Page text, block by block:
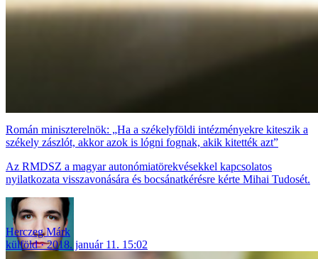
Román miniszterelnök: „Ha a székelyföldi intézményekre kiteszik a
székely zászlót, akkor azok is lógni fognak, akik kitették azt”
Az RMDSZ a magyar autonómiatörekvésekkel kapcsolatos
nyilatkozata visszavonására és bocsánatkérésre kérte Mihai Tudosét.
Herczeg Márk
külföld
2018. január 11. 15:02